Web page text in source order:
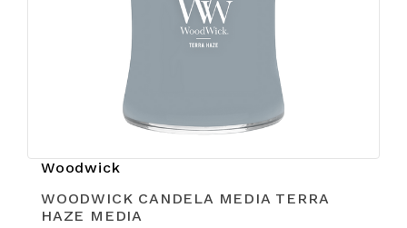
Woodwick
WOODWICK CANDELA MEDIA TERRA
HAZE MEDIA